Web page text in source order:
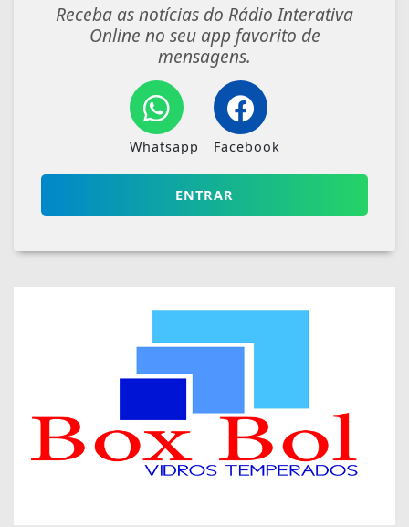
Receba as notícias do Rádio Interativa
Online no seu app favorito de
mensagens.
Whatsapp Facebook
ENTRAR